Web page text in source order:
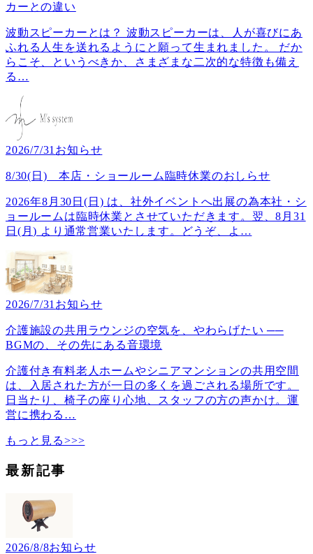
カーとの違い
波動スピーカーとは？ 波動スピーカーは、人が喜びにあ
ふれる人生を送れるようにと願って生まれました。 だか
らこそ、というべきか、さまざまな二次的な特徴も備え
る …
2026/7/31お知らせ
8/30(日) 本店・ショールーム臨時休業のおしらせ
2026年8月30日(日) は、社外イベントへ出展の為本社・シ
ョールームは臨時休業とさせていただきます。翌、8月31
日(月) より通常営業いたします。どうぞ、よ …
2026/7/31お知らせ
介護施設の共用ラウンジの空気を、やわらげたい ──
BGMの、その先にある音環境
介護付き有料老人ホームやシニアマンションの共用空間
は、入居された方が一日の多くを過ごされる場所です。
日当たり、椅子の座り心地、スタッフの方の声かけ。運
営に携わる …
もっと見る>>>
最新記事
2026/8/8お知らせ